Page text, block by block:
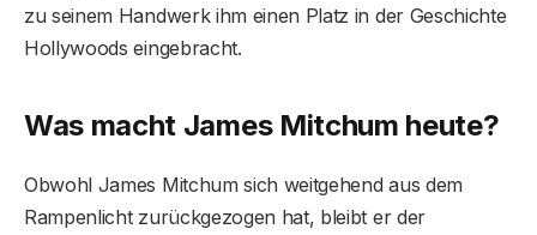
zu seinem Handwerk ihm einen Platz in der Geschichte
Hollywoods eingebracht.
Was macht James Mitchum heute?
Obwohl James Mitchum sich weitgehend aus dem
Rampenlicht zurückgezogen hat, bleibt er der